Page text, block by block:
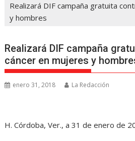
Realizará DIF campaña gratuita
y hombres
Realizará DIF campaña
cáncer en mujeres y
enero 31, 2018 La Redacción
H. Córdoba, Ver., a 31 de enero de